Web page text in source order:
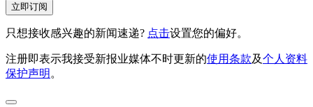
立即订阅
只想接收感兴趣的新闻速递? 点击设置您的偏好。
注册即表示我接受新报业媒体不时更新的使用条款及个人资料
保护声明 。